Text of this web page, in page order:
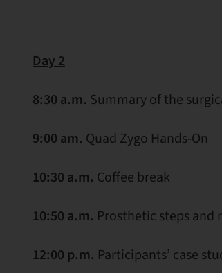
Day 2
8:30 a.m. Summary of the
9:00 am. Quad Zygo Hands-On
10:30 a.m. Coffee break
10:50 a.m. Prosthetic steps and
12:00 p.m. Participants’ case